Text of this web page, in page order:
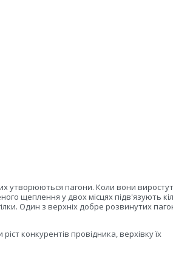
утворюються пагони. Коли вони
щеплення у двох місцях підв'язують
Один з верхніх добре розвинутих
конкурентів провідника, верхівку їх